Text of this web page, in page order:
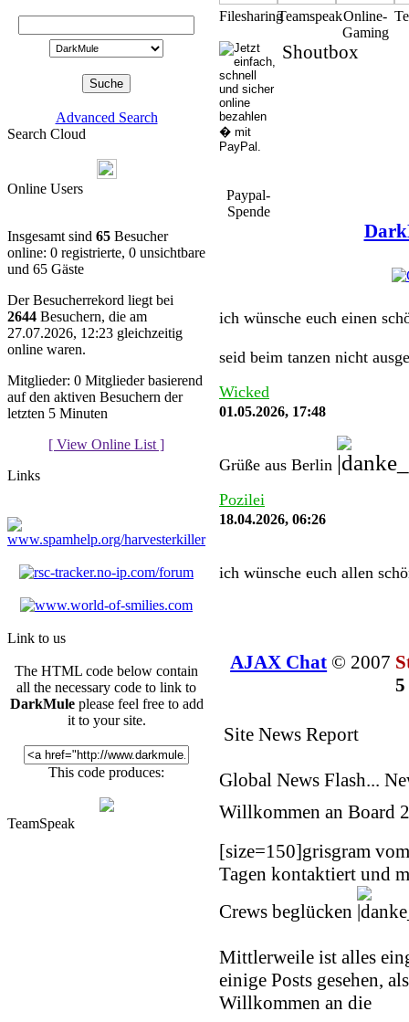
Advanced Search
Search Cloud
Online Users
Insgesamt sind 65 Besucher
online: 0 registrierte, 0 unsichtbare
und 65 Gäste
Der Besucherrekord liegt bei
2644 Besuchern, die am
27.07.2026, 12:23 gleichzeitig
online waren.
Mitglieder: 0 Mitglieder basierend
auf den aktiven Besuchern der
letzten 5 Minuten
[ View Online List ]
Links
Link to us
The HTML code below contain
all the necessary code to link to
DarkMuleplease feel free to add
it to your site.
This code produces:
TeamSpeak
FilesharingTeamspeakOnline-
Gaming
Paypal-
Spende
Shoutbox
ich wünsche euch einen
seid beim tanzen nicht
Wicked
01.05.2026, 17:48
Grüße aus Berlin
Pozilei
18.04.2026, 06:26
ich wünsche euch allen
Wir werden noch fame
Der Besucherrekord liegt
18.01.2026, 18:24
Regelmäßig wischen wir
Grüße
Pozilei
17.01.2026, 09:19
reine nostalgie. passieren
wieder in erinnerungen
Wicked
AJAX Chat © 2007
5
Site News Report
Global News Flash...
Willkommen an Board
[size=150]grisgram
Tagen kontaktiert und
Crews beglücken
Mittlerweile ist alles
einige Posts gesehen,
Willkommen an die